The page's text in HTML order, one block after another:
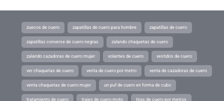
zuecos de cuero zapatillas de cuero para hombre zapatillas de cuero
zapatillas converse de cuero negras zalando chaquetas de cuero
zalando cazadoras de cuero mujer volantes de cuero vestidos de cuero
ver chaquetas de cuero venta de cuero por metro venta de cazadoras de cuero
venta chaquetas de cuero mujer un puf de cuero en forma de cubo
tratamiento de cuero trajes de cuero moto tiras de cuero por metros